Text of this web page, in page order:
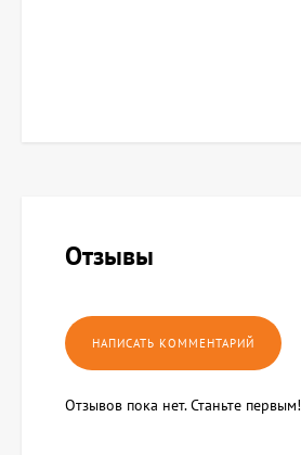
Отзывы
Отзывов пока нет. Станьте первым!